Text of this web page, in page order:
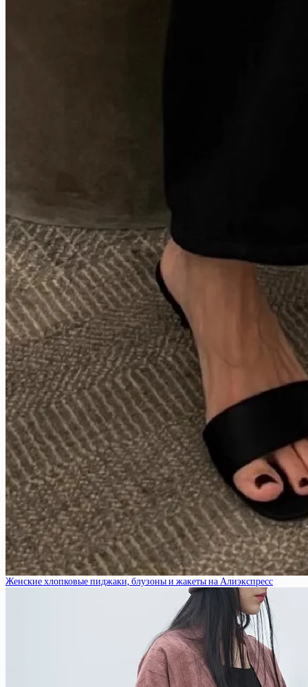
Женские хлопковые пиджаки, блузоны и жакеты на Алиэкспресс